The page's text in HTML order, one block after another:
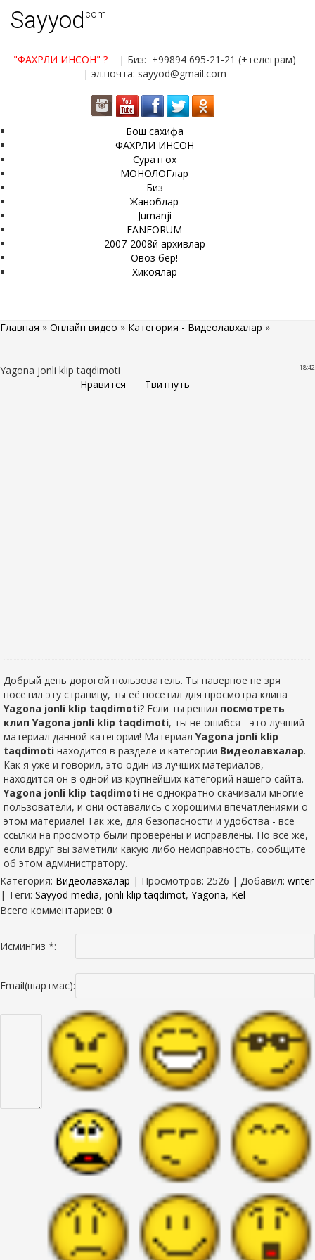
Sayyod.com
"ФАХРЛИ ИНСОН" ?
| Биз: +99894 695-21-21 (+телеграм)
| эл.почта: sayyod@gmail.com
Бош сахифа
ФАХРЛИ ИНСОН
Суратгох
МОНОЛОГлар
Биз
Жавоблар
Jumanji
FANFORUM
2007-2008й архивлар
Овоз бер!
Хикоялар
Главная » Онлайн видео » Категория - Видеолавхалар »
18:42
Yagona jonli klip taqdimoti
Нравится
Твитнуть
Добрый день дорогой пользователь. Ты наверное не зря
посетил эту страницу, ты её посетил для просмотра клипа
Yagona jonli klip taqdimoti? Если ты решил посмотреть
клип Yagona jonli klip taqdimoti, ты не ошибся - это лучший
материал данной категории! Материал Yagona jonli klip
taqdimoti находится в разделе и категории Видеолавхалар.
Как я уже и говорил, это один из лучших материалов,
находится он в одной из крупнейших категорий нашего сайта.
Yagona jonli klip taqdimoti не однократно скачивали многие
пользователи, и они оставались с хорошими впечатлениями о
этом материале! Так же, для безопасности и удобства - все
ссылки на просмотр были проверены и исправлены. Но все же,
если вдруг вы заметили какую либо неисправность, сообщите
об этом администратору.
Категория: Видеолавхалар | Просмотров: 2526 | Добавил: writer
| Теги: Sayyod media, jonli klip taqdimot, Yagona, Kel
Всего комментариев: 0
Исмингиз *:
Email(шартмас):